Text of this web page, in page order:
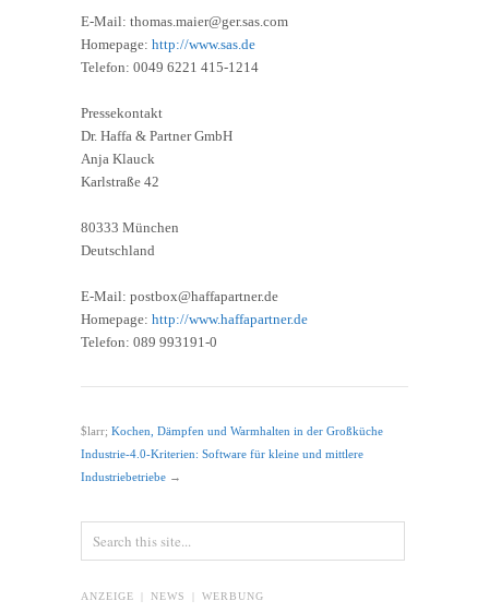
E-Mail: thomas.maier@ger.sas.com
Homepage: http://www.sas.de
Telefon: 0049 6221 415-1214
Pressekontakt
Dr. Haffa & Partner GmbH
Anja Klauck
Karlstraße 42
80333 München
Deutschland
E-Mail: postbox@haffapartner.de
Homepage: http://www.haffapartner.de
Telefon: 089 993191-0
$larr; Kochen, Dämpfen und Warmhalten in der Großküche
Industrie-4.0-Kriterien: Software für kleine und mittlere
Industriebetriebe →
ANZEIGE | NEWS | WERBUNG